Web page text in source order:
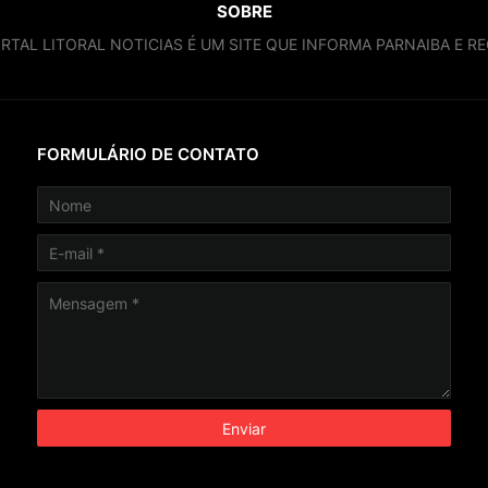
SOBRE
LITORAL NOTICIAS É UM SITE QUE INFORMA PARNAIBA E
FORMULÁRIO DE CONTATO